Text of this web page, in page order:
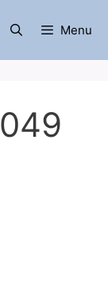
Menu